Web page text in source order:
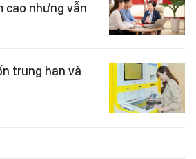
cao nhưng vẫn
trung hạn và